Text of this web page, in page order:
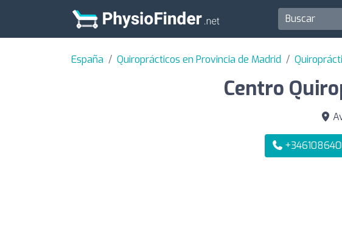
España Quiroprácticos en Provincia de Madrid
Centro